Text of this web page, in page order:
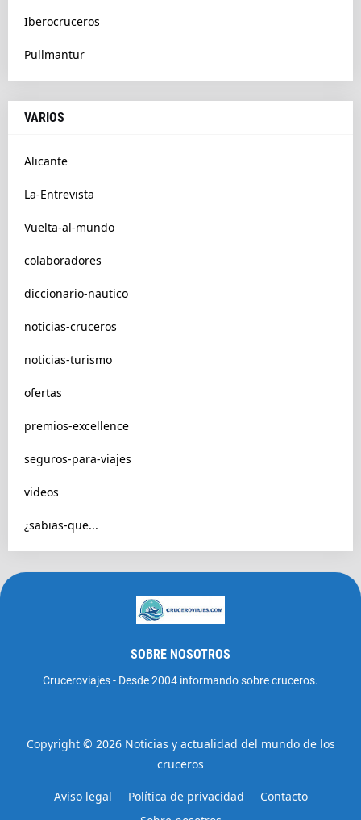
Iberocruceros
Pullmantur
VARIOS
Alicante
La-Entrevista
Vuelta-al-mundo
colaboradores
diccionario-nautico
noticias-cruceros
noticias-turismo
ofertas
premios-excellence
seguros-para-viajes
videos
¿sabias-que...
SOBRE NOSOTROS
Cruceroviajes - Desde 2004 informando sobre cruceros.
Copyright © 2026 Noticias y actualidad del mundo de los
cruceros
Aviso legal Política de privacidad
Contacto